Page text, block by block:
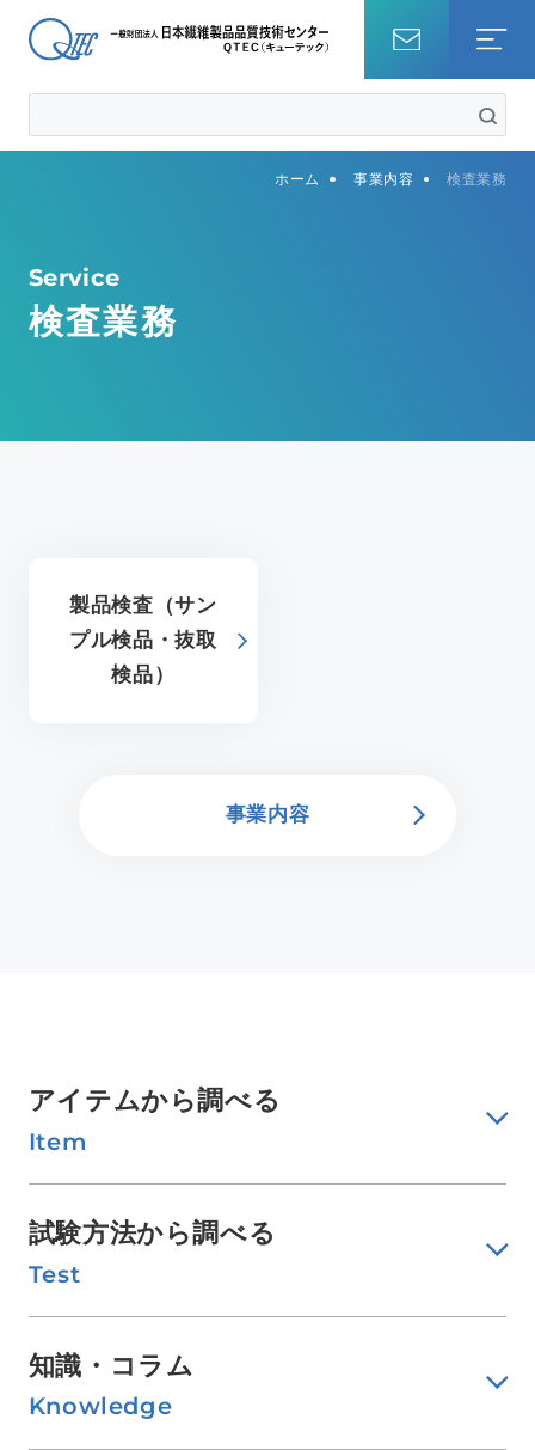
依頼方法について
知識・コラム
QTECについて
アクセス
ホーム 事業内容 検査業務
Service
検査業務
製品検査（サン
プル検品・抜取
検品）
事業内容
アイテムから調べる
Item
試験方法から調べる
Test
知識・コラム
Knowledge